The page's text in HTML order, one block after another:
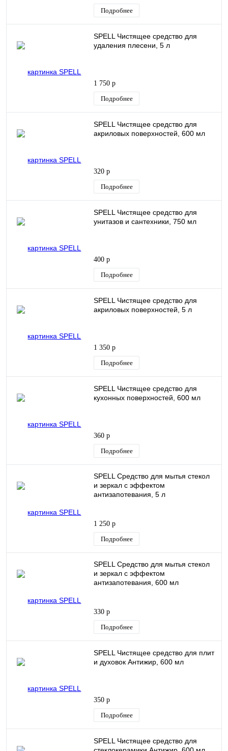
Подробнее
SPELL Чистящее средство для
удаления плесени, 5 л
1 750 р
Подробнее
SPELL Чистящее средство для
акриловых поверхностей, 600 мл
320 р
Подробнее
SPELL Чистящее средство для
унитазов и сантехники, 750 мл
400 р
Подробнее
SPELL Чистящее средство для
акриловых поверхностей, 5 л
1 350 р
Подробнее
SPELL Чистящее средство для
кухонных поверхностей, 600 мл
360 р
Подробнее
SPELL Средство для мытья стекол
и зеркал с эффектом
антизапотевания, 5 л
1 250 р
Подробнее
SPELL Средство для мытья стекол
и зеркал с эффектом
антизапотевания, 600 мл
330 р
Подробнее
SPELL Чистящее средство для плит
и духовок Антижир, 600 мл
350 р
Подробнее
SPELL Чистящее средство для